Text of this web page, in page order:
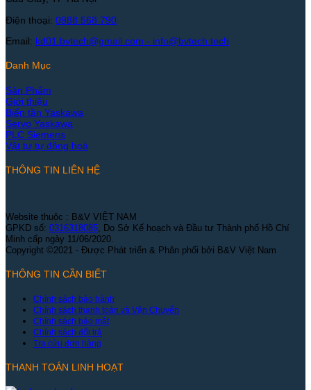
Điện thoại: 0988 568 790
Email: kd01.bvtech@gmail.com - info@bvtech.tech
Danh Mục
Sản Phẩm
Giới thiệu
Biến tần Yaskawa
Servo Yaskawa
PLC Siemens
Vật tư tự động hoá
THÔNG TIN LIÊN HỆ
Website thuộc : B&V VIỆT NAM
GPKD số: 0316318085 , Do Sở Kế hoạch và Đầu tư Thành phố Hồ Chí
Minh cấp ngày 11/06/2020.
Copyright ©2021 - Được Phát triển & Phân phối bởi B&V Việt Nam
THÔNG TIN CẦN BIẾT
Chính sách bảo hành
Chính sách thanh toán và Vận Chuyển
Chính sách bảo mật
Chính sách đổi trả
Tra cứu đơn hàng
THANH TOÁN LINH HOẠT